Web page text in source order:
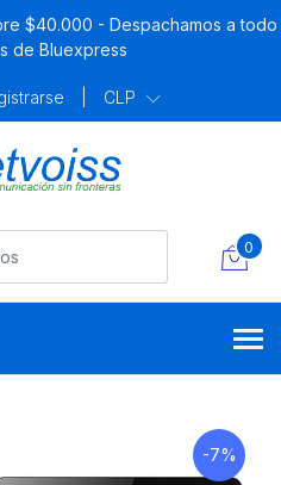
$40.000 - Despachamos a todo
de Bluexpress
CLP
0
-7%